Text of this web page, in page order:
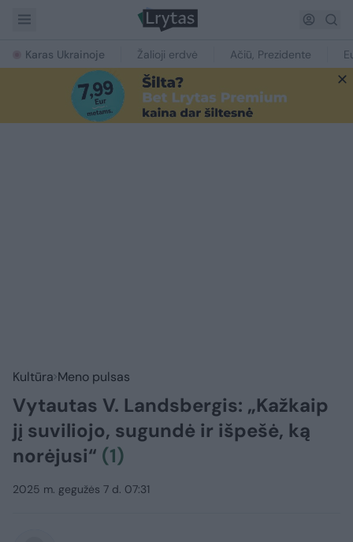
Karas Ukrainoje Žalioji erdvė Ačiū, Prezidente
Kultūra Meno pulsas
Vytautas V. Landsbergis: „Kažkaip
jį suviliojo, sugundė ir išpešė, ką
norėjusi“ (1)
2025 m. gegužės 7 d. 07:31